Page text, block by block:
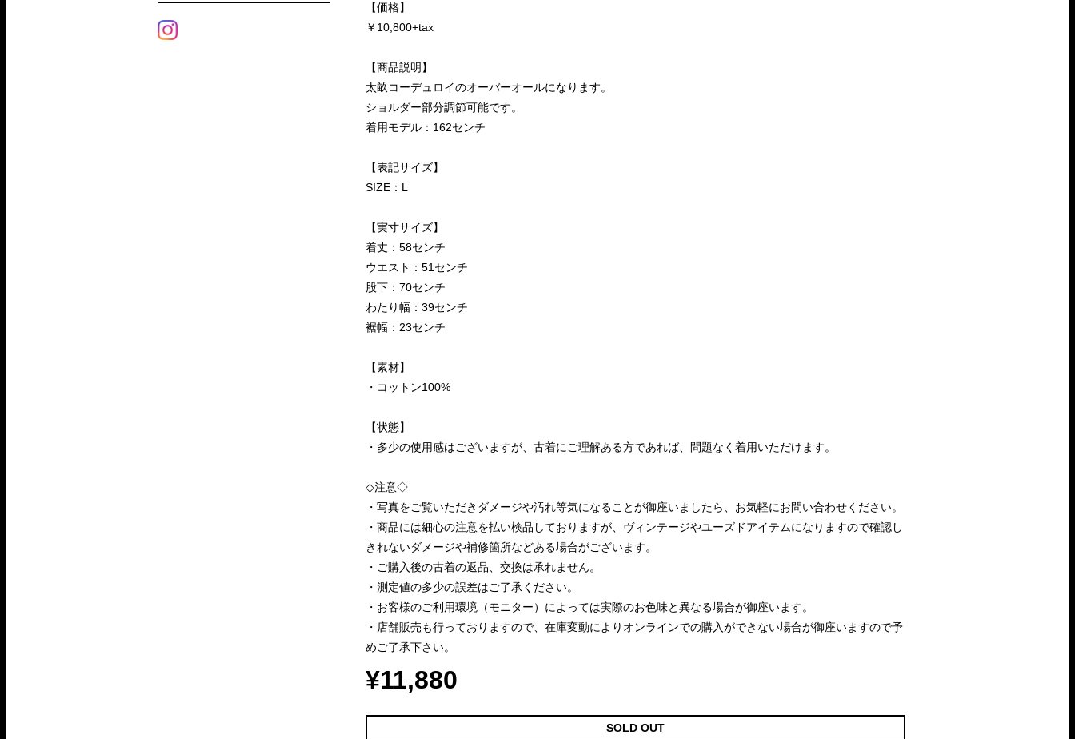
【価格】
￥10,800+tax
【商品説明】
太畝コーデュロイのオーバーオールになります。
ショルダー部分調節可能です。
着用モデル：162センチ
【表記サイズ】
SIZE：L
【実寸サイズ】
着丈：58センチ
ウエスト：51センチ
股下：70センチ
わたり幅：39センチ
裾幅：23センチ
【素材】
・コットン100%
【状態】
・多少の使用感はございますが、古着にご理解ある方であれば、問題なく着用いただけます。
◇注意◇
・写真をご覧いただきダメージや汚れ等気になることが御座いましたら、お気軽にお問い合わせください。
・商品には細心の注意を払い検品しておりますが、ヴィンテージやユーズドアイテムになりますので確認し
きれないダメージや補修箇所などある場合がございます。
・ご購入後の古着の返品、交換は承れません。
・測定値の多少の誤差はご了承ください。
・お客様のご利用環境（モニター）によっては実際のお色味と異なる場合が御座います。
・店舗販売も行っておりますので、在庫変動によりオンラインでの購入ができない場合が御座いますので予
めご了承下さい。
¥11,880
SOLD OUT